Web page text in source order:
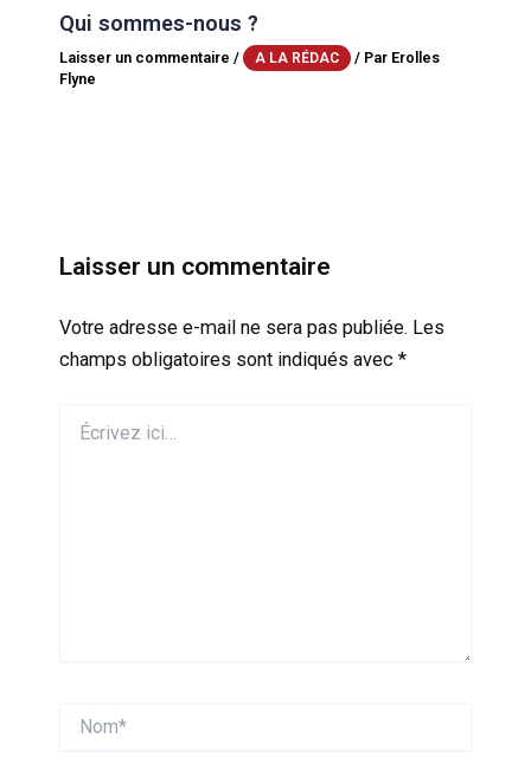
Qui sommes-nous ?
Laisser un commentaire / A LA RÉDAC / Par Erolles
Flyne
Laisser un commentaire
Votre adresse e-mail ne sera pas publiée. Les
champs obligatoires sont indiqués avec *
ici…